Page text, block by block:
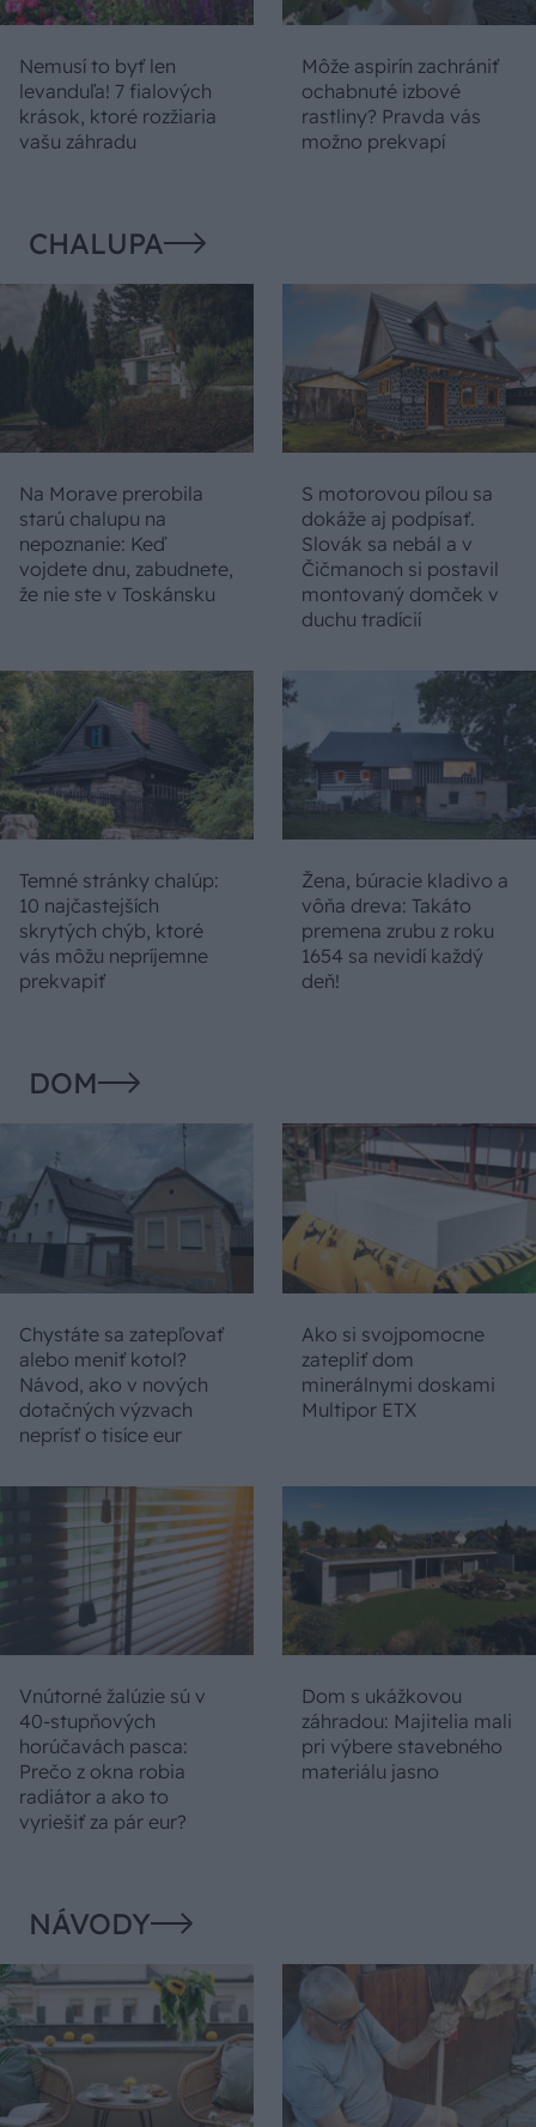
Nemusí to byť len
levanduľa! 7 fialových
krások, ktoré rozžiaria
vašu záhradu
Môže aspirín zachrániť
ochabnuté izbové
rastliny? Pravda vás
možno prekvapí
CHALUPA
Na Morave prerobila
starú chalupu na
nepoznanie: Keď
vojdete dnu, zabudnete,
že nie ste v Toskánsku
S motorovou pílou sa
dokáže aj podpísať.
Slovák sa nebál a v
Čičmanoch si postavil
montovaný domček v
duchu tradícií
Temné stránky chalúp:
10 najčastejších
skrytých chýb, ktoré
vás môžu nepríjemne
prekvapiť
Žena, búracie kladivo a
vôňa dreva: Takáto
premena zrubu z roku
1654 sa nevidí každý
deň!
DOM
Chystáte sa zatepľovať
alebo meniť kotol?
Návod, ako v nových
dotačných výzvach
neprísť o tisíce eur
Ako si svojpomocne
zatepliť dom
minerálnymi doskami
Multipor ETX
Vnútorné žalúzie sú v
40-stupňových
horúčavách pasca:
Prečo z okna robia
radiátor a ako to
vyriešiť za pár eur?
Dom s ukážkovou
záhradou: Majitelia mali
pri výbere stavebného
materiálu jasno
NÁVODY